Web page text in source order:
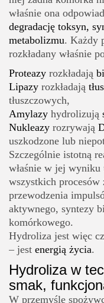
właśnie ona
degradację toksyn,
metabolizmu. Każdy
rozkładany właśnie
Proteazy rozkładają
Lipazy rozkładają
tłuszczowych,
Amylazy hydrolizują
Nukleazy rozrywają
uszkodzone lub
Szczególnie istotną
właśnie w jej wyniku
wszystkich
przewodzenia
aktywnego, syntezy
komórkowego.
Hydroliza jest więc
– jest energią życia.
Hydroliza w
smak,
W przemyśle